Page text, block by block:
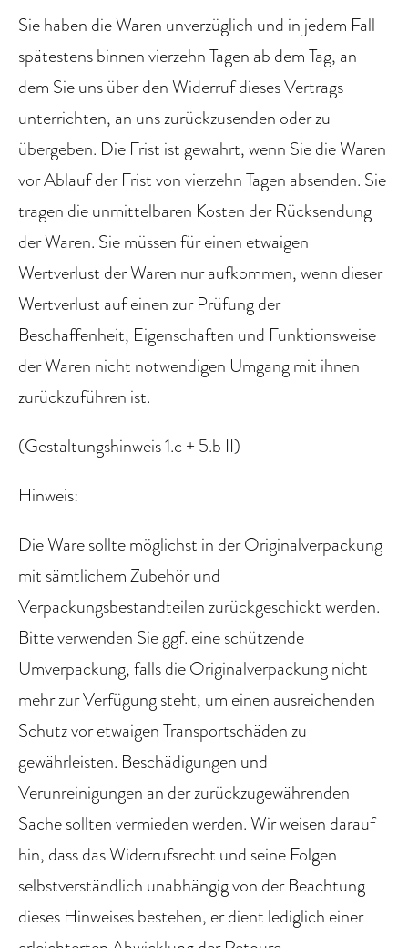
Sie haben die Waren unverzüglich und in jedem Fall
spätestens binnen vierzehn Tagen ab dem Tag, an
dem Sie uns über den Widerruf dieses Vertrags
unterrichten, an uns zurückzusenden oder zu
übergeben. Die Frist ist gewahrt, wenn Sie die Waren
vor Ablauf der Frist von vierzehn Tagen absenden. Sie
tragen die unmittelbaren Kosten der Rücksendung
der Waren. Sie müssen für einen etwaigen
Wertverlust der Waren nur aufkommen, wenn dieser
Wertverlust auf einen zur Prüfung der
Beschaffenheit, Eigenschaften und Funktionsweise
der Waren nicht notwendigen Umgang mit ihnen
zurückzuführen ist.
(Gestaltungshinweis 1.c + 5.b II)
Hinweis:
Die Ware sollte möglichst in der Originalverpackung
mit sämtlichem Zubehör und
Verpackungsbestandteilen zurückgeschickt werden.
Bitte verwenden Sie ggf. eine schützende
Umverpackung, falls die Originalverpackung nicht
mehr zur Verfügung steht, um einen ausreichenden
Schutz vor etwaigen Transportschäden zu
gewährleisten. Beschädigungen und
Verunreinigungen an der zurückzugewährenden
Sache sollten vermieden werden. Wir weisen darauf
hin, dass das Widerrufsrecht und seine Folgen
selbstverständlich unabhängig von der Beachtung
dieses Hinweises bestehen, er dient lediglich einer